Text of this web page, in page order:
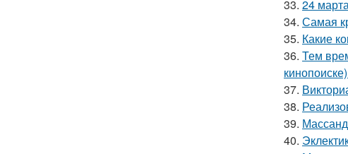
33. 24
34. Самая
35. Какие
36. Тем
37.
38.
39.
40.